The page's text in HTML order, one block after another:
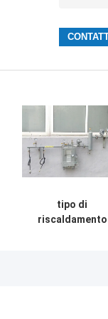
tipo di
riscaldamento